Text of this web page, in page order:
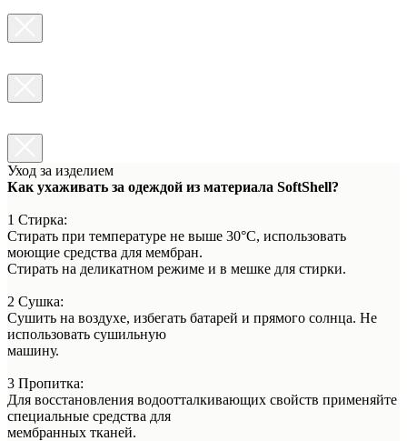
Уход за изделием
Как ухаживать за одеждой из материала SoftShell?
1 Стирка:
Стирать при температуре не выше 30°C, использовать
моющие средства для мембран.
Стирать на деликатном режиме и в мешке для стирки.
2 Сушка:
Сушить на воздухе, избегать батарей и прямого солнца. Не
использовать сушильную
машину.
3 Пропитка:
Для восстановления водоотталкивающих свойств применяйте
специальные средства для
мембранных тканей.